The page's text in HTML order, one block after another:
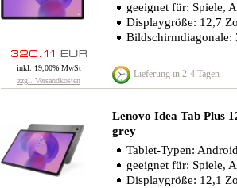
geeignet für: Spiele,
Displaygröße: 12,7
Bildschirmdiagonale:
inkl. 19,00% MwSt
zzgl. Versandkosten
Lieferung in 2-4 Tagen
Lenovo Idea Tab Plus
grey
Tablet-Typen:
geeignet für: Spiele,
Displaygröße: 12,1